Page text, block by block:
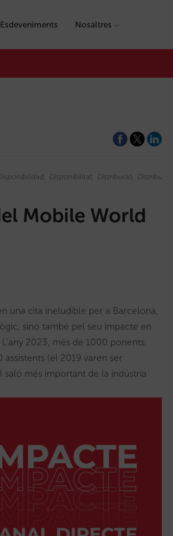
Esdeveniments Nosaltres
Disponibilitat Distribució Distribucion
Mobile World
una cita ineludible per a Barcelona,
sinó també pel seu impacte en
2023, més de 1000 ponents,
(el 2019 varen ser
més important de la indústria